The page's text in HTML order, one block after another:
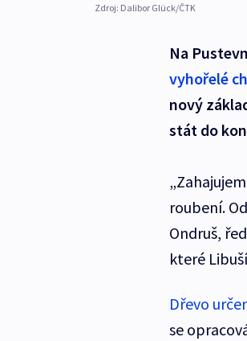
Zdroj: Dalibor Glück/ČTK
Na
vyhořelé
nový
stát do
roubení.
Ondruš,
které
Dřevo
se